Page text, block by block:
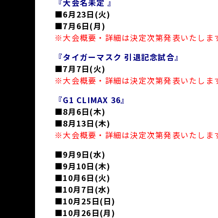
■6月23日(火)
■7月6日(月)
※大会概要・詳細は決定次第発表いたしま
『タイガーマスク 引退記念試合』
■7月7日(火)
※大会概要・詳細は決定次第発表いたしま
『G1 CLIMAX 36』
■8月6日(木)
■8月13日(木)
※大会概要・詳細は決定次第発表いたしま
■9月9日(水)
■9月10日(木)
■10月6日(火)
■10月7日(水)
■10月25日(日)
■10月26日(月)